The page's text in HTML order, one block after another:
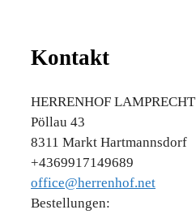
Kontakt
HERRENHOF LAMPRECHT
Pöllau 43
8311 Markt Hartmannsdorf
+4369917149689
office@herrenhof.net
Bestellungen: